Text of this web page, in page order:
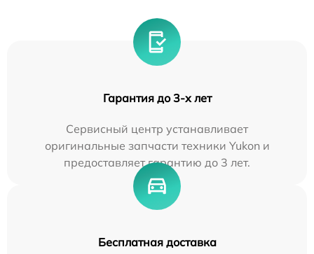
Гарантия до 3-х лет
Сервисный центр устанавливает
оригинальные запчасти техники Yukon и
предоставляет гарантию до 3 лет.
Бесплатная доставка